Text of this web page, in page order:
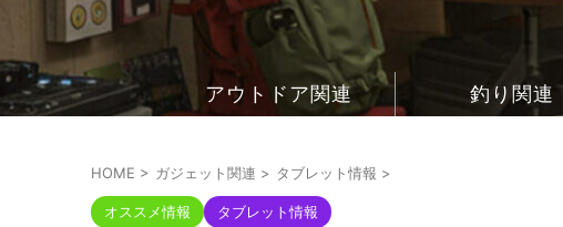
アウトドア関連 釣り関連
HOME > ガジェット関連 > タブレット情報 >
オススメ情報 タブレット情報